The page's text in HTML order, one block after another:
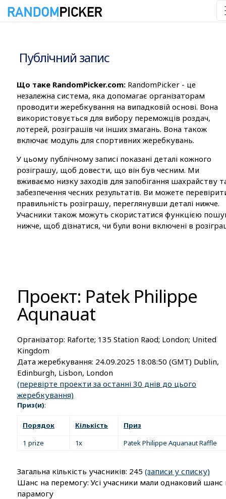
Публічний запис
Що таке RandomPicker.com: RandomPicker - це
незалежна система, яка допомагає організаторам
проводити жеребкування на випадковій основі. Вона
використовується для вибору переможців роздач,
лотерей, розіграшів чи інших змагань. Вона також
включає модуль для спортивних жеребкувань.
У цьому публічному записі показані деталі кожного
розіграшу, щоб довести, що він був чесним. Ми
вживаємо низку заходів для запобігання шахрайству
забезпечення чесних результатів. Ви можете
правильність розіграшу, переглянувши деталі нижче.
Учасники також можуть скористатися функцією
нижче, щоб дізнатися, чи були вони включені в
Проект: Patek Philippe
Aqunauat
Організатор: Raforte; 135 Station Raod; London; United
Kingdom
Дата жеребкування: 24.09.2025 18:08:50 (GMT) Dublin,
Edinburgh, Lisbon, London
(перевірте проекти за останні 30 днів до цього
жеребкування)
Приз(и):
Порядок Кількість
Приз
1 prize
1x Patek Philippe Aquanaut Raffle
Загальна кількість учасників: 245 (записи у списку)
Шанс на перемогу: Усі учасники мали однаковий шанс
парамогу